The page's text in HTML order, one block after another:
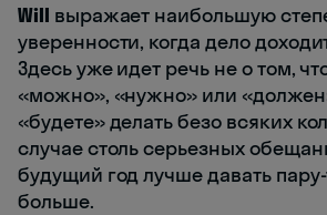
Will выражает наибольшую
уверенности, когда дело
Здесь уже идет речь не о том,
«можно», «нужно» или
«будете» делать безо всяких
случае столь серьезных
будущий год лучше давать
больше.